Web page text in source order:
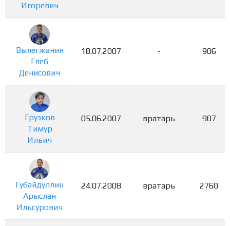
Игоревич
Вылегжанин
Глеб
Денисович
18.07.2007 - 906
Грузков
Тимур
Ильич
05.06.2007 вратарь 907
Губайдуллин
Арыслан
Ильсурович
24.07.2008 вратарь 2760